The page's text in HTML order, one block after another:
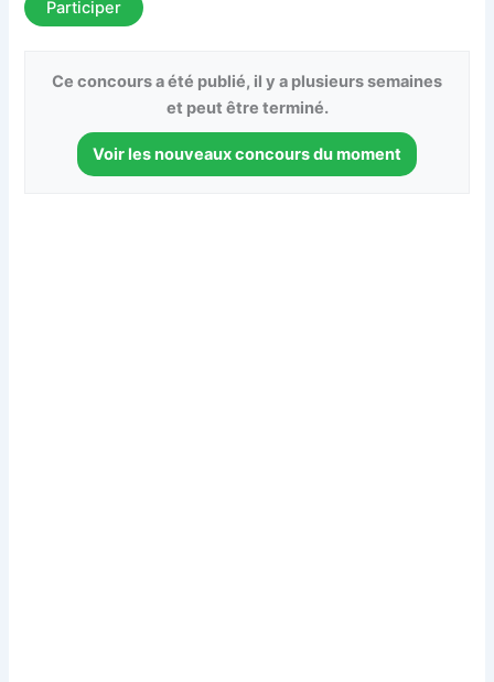
Participer
Ce concours a été publié, il y a plusieurs semaines
et peut être terminé.
Voir les nouveaux concours du moment